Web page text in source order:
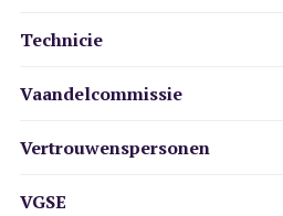
Technicie
Vaandelcommissie
Vertrouwenspersonen
VGSE